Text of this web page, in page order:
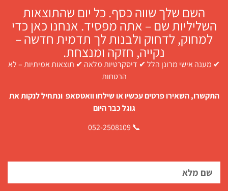
השם שלך שווה כסף. כל יום שהתוצאות
השליליות שם – אתה מפסיד. אנחנו כאן כדי
למחוק, לדחוק ולבנות לך תדמית חדשה –
נקייה, חזקה ומנצחת.
✔ מענה אישי מרונן הלל ✔ דיסקרטיות מלאה ✔ תוצאות אמיתיות – לא
הבטחות
התקשרו, השאירו פרטים עכשיו או שילחו וואטסאפ ונתחיל לנקות את
גוגל כבר היום
📞 052-2508109